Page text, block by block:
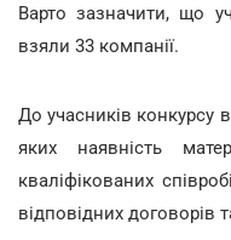
Варто зазначити, що
взяли 33 компанії.
До учасників конкурсу
яких наявність
кваліфікованих
відповідних договорів